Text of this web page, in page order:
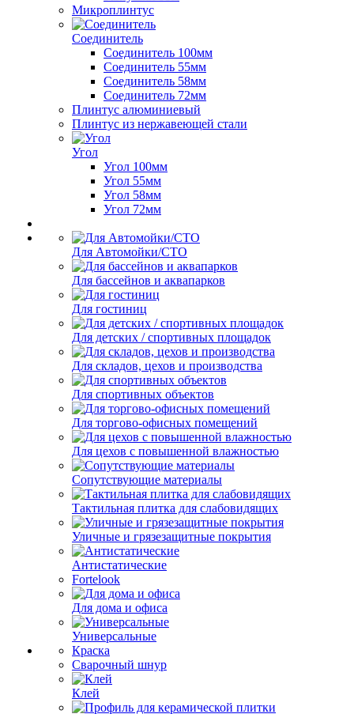
Микроплинтус
Соединитель
Соединитель 100мм
Соединитель 55мм
Соединитель 58мм
Соединитель 72мм
Плинтус алюминиевый
Плинтус из нержавеющей стали
Угол
Угол 100мм
Угол 55мм
Угол 58мм
Угол 72мм
Для Автомойки/СТО
Для бассейнов и аквапарков
Для гостиниц
Для детских / спортивных площадок
Для складов, цехов и производства
Для спортивных объектов
Для торгово-офисных помещений
Для цехов с повышенной влажностью
Сопутствующие материалы
Тактильная плитка для слабовидящих
Уличные и грязезащитные покрытия
Антистатические
Fortelook
Для дома и офиса
Универсальные
Краска
Сварочный шнур
Клей